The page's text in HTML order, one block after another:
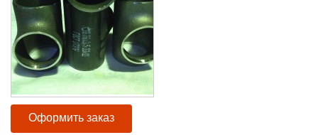
Оформить заказ